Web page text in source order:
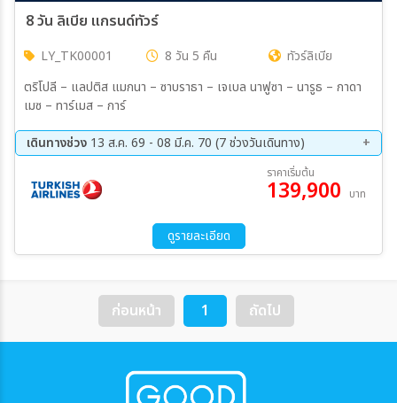
เฉพาะเดือน
เฉพาะเทศกาล
8 วัน ลิเบีย แกรนด์ทัวร์
LY_TK00001 8 วัน 5 คืน
ทัวร์ลิเบีย
ตริโปลี – แลปติส แมกนา – ซาบราธา – เจเบล นาฟูซา – นารูธ – กาดา
เมซ – ทาร์เมส – การ์
เดินทางช่วง 13 ส.ค. 69 - 08 มี.ค. 70 (7 ช่วงวันเดินทาง)
16 ก.ย. 69 - 23 ก.ย. 69
07 ต.ค. 69 - 14 ต.ค. 69
05 พ.ย. 69 - 12 พ.ย. 69
08 ก.พ. 70 - 15 ก.พ. 70
08 มี.ค. 70 - 15 มี.ค. 70
ราคาเริ่มต้น
139,900 บาท
ดูรายละเอียด
ก่อนหน้า 1 ถัดไป